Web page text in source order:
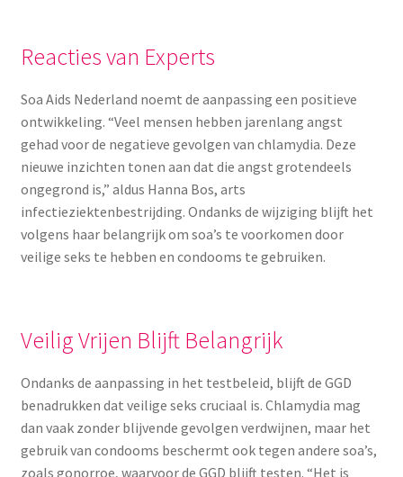
Reacties van Experts
Soa Aids Nederland noemt de aanpassing een positieve
ontwikkeling. “Veel mensen hebben jarenlang angst
gehad voor de negatieve gevolgen van chlamydia. Deze
nieuwe inzichten tonen aan dat die angst grotendeels
ongegrond is,” aldus Hanna Bos, arts
infectieziektenbestrijding. Ondanks de wijziging blijft het
volgens haar belangrijk om soa’s te voorkomen door
veilige seks te hebben en condooms te gebruiken.
Veilig Vrijen Blijft Belangrijk
Ondanks de aanpassing in het testbeleid, blijft de GGD
benadrukken dat veilige seks cruciaal is. Chlamydia mag
dan vaak zonder blijvende gevolgen verdwijnen, maar het
gebruik van condooms beschermt ook tegen andere soa’s,
zoals gonorroe, waarvoor de GGD blijft testen. “Het is